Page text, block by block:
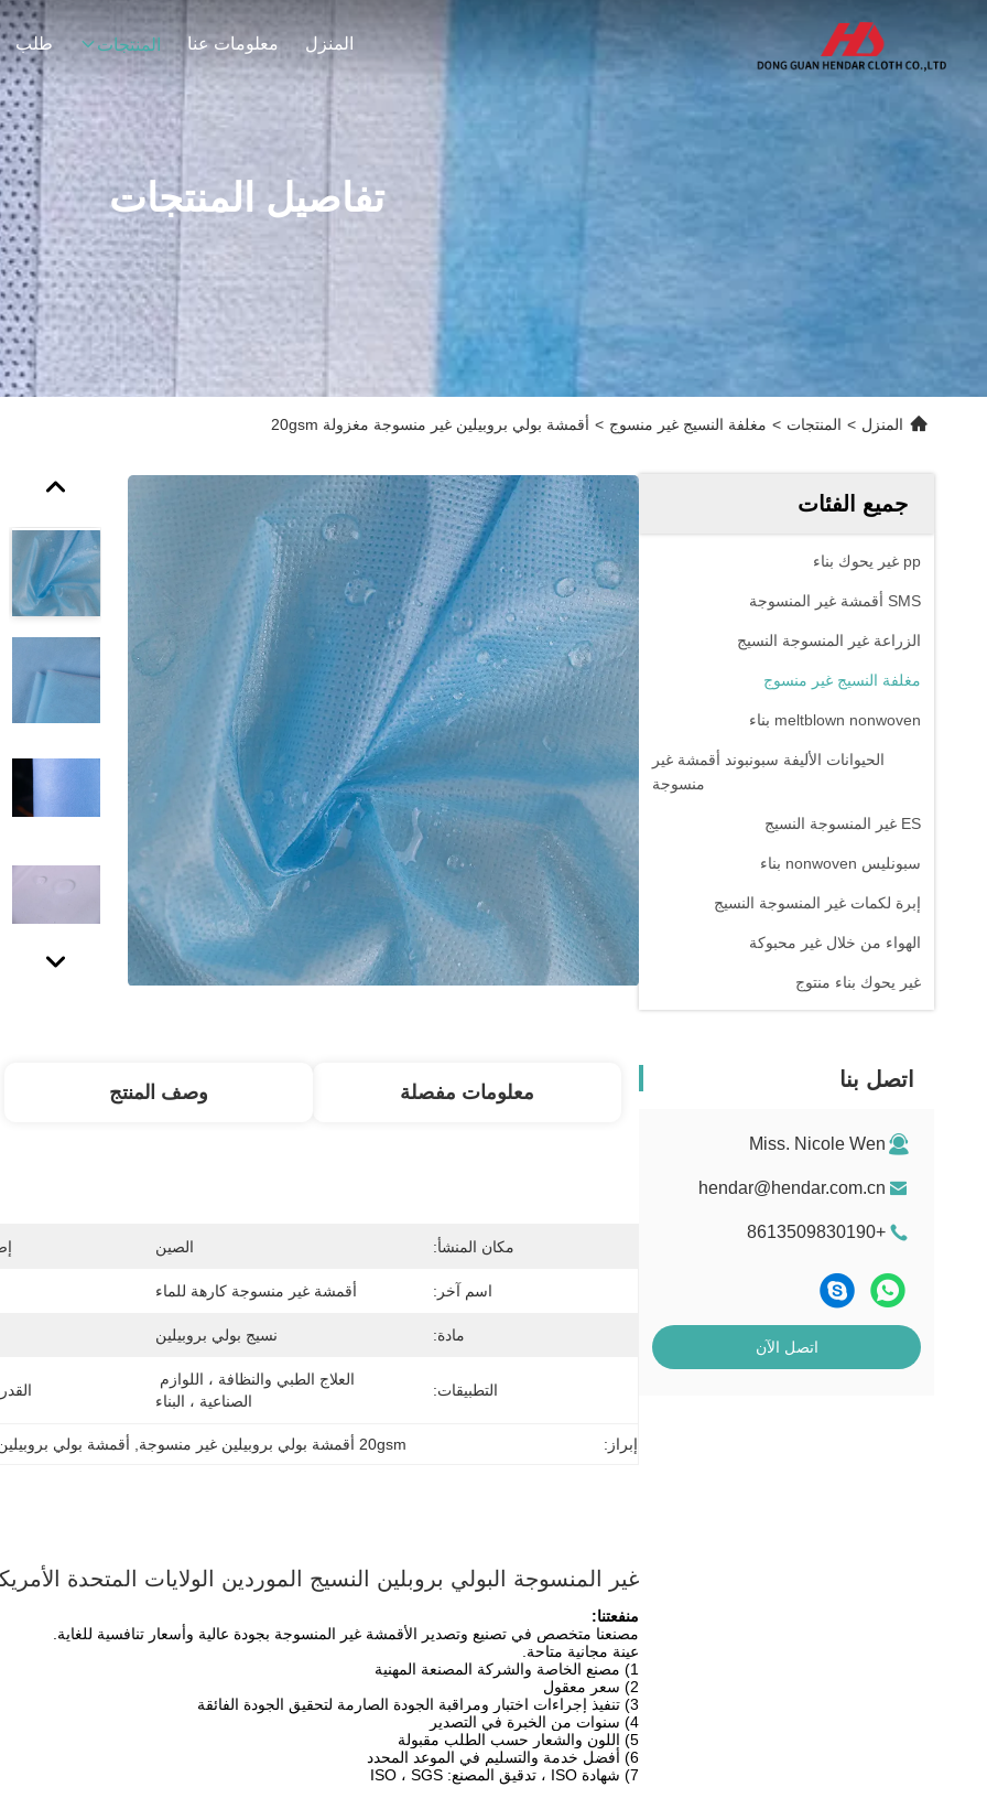
المنزل معلومات عنا المنتجات طلب
تفاصيل المنتجات
المنزل > المنتجات > مغلفة النسيج غير منسوج > أقمشة بولي بروبيلين غير منسوجة مغزولة 20gsm
جميع الفئات
pp غير يحوك بناء
SMS أقمشة غير المنسوجة
الزراعة غير المنسوجة النسيج
مغلفة النسيج غير منسوج
meltblown nonwoven بناء
الحيوانات الأليفة سبونبوند أقمشة غير
منسوجة
ES غير المنسوجة النسيج
سبونليس nonwoven بناء
إبرة لكمات غير المنسوجة النسيج
الهواء من خلال غير محبوكة
غير يحوك بناء منتوج
اتصل بنا
Miss. Nicole Wen
hendar@hendar.com.cn
+8613509830190
اتصل الآن
معلومات مفصلة وصف المنتج
مكان المنشأ: الصين
اسم آخر: أقمشة غير منسوجة كارهة للماء
مادة: نسيج بولي بروبيلين
التطبيقات:
الصناعية ، البناء
إبراز: 20gsm أقمشة بولي بروبيلين غير منسوجة أقمشة بولي
غير المنسوجة البولي بروبلين النسيج الموردين الولايات المتحدة
منفعتنا:
مصنعنا متخصص في تصنيع وتصدير الأقمشة غير المنسوجة بجودة عالية وأسعار تنافسية للغاية.
عينة مجانية متاحة.
1) مصنع الخاصة والشركة المصنعة المهنية
2) سعر معقول
3) تنفيذ إجراءات اختبار ومراقبة الجودة الصارمة لتحقيق الجودة الفائقة
4) سنوات من الخبرة في التصدير
5) اللون والشعار حسب الطلب مقبولة
6) أفضل خدمة والتسليم في الموعد المحدد
7) شهادة ISO ، تدقيق المصنع: ISO ، SGS